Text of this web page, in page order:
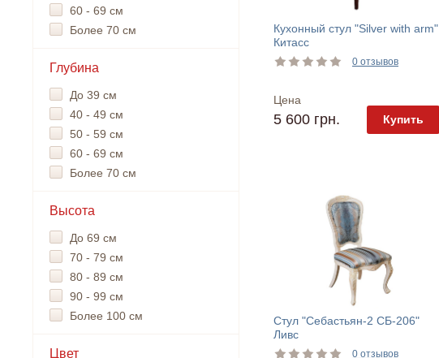
60 - 69 см
Более 70 см
Глубина
До 39 см
40 - 49 см
50 - 59 см
60 - 69 см
Более 70 см
Высота
До 69 см
70 - 79 см
80 - 89 см
90 - 99 см
Более 100 см
Цвет
Кухонный стул "Silver with arm"
Китасс
0 отзывов
Цена
5 600 грн. Купить
Стул "Себастьян-2 СБ-206"
Ливс
0 отзывов